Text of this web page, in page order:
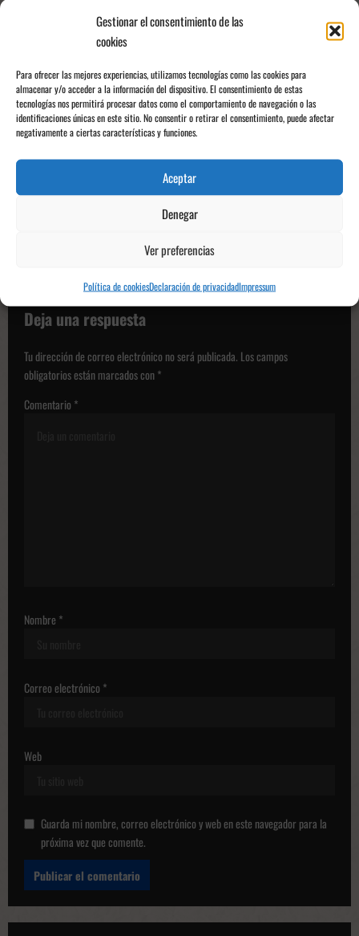
Gestionar el consentimiento de las
cookies
Para ofrecer las mejores experiencias, utilizamos tecnologías como las cookies para
almacenar y/o acceder a la información del dispositivo. El consentimiento de estas
tecnologías nos permitirá procesar datos como el comportamiento de navegación o las
identificaciones únicas en este sitio. No consentir o retirar el consentimiento, puede afectar
negativamente a ciertas características y funciones.
Aceptar
Denegar
Ver preferencias
Política de cookiesDeclaración de privacidadImpressum
Lewis Hamilton, Kimi Antonelli, and Max Verstappen celebrate following the
Formula 1 Lenovo Grand Prix du Canada at the Circuit Gilles Villeneuve in
Montreal, Quebec, Canada, on May 24, 2026. (Photo by Reginald
Mathalone/NurPhoto via Getty Images)
N
v
i
n
d
c
n
Anterior:
El CD Eldense vuelve a la gloria: el cuadro azulgrana se impone al
Atl. Madrileño tirando de corazón
David Almansa apunta alto en una temporada de consolidación
Deja una respuesta
Tu dirección de correo electrónico no será publicada. Los campos
obligatorios están marcados con*
Comentario *
Nombre *
Correo electrónico *
Web
Guarda mi nombre, correo electrónico y web en este navegador para la
próxima vez que comente.